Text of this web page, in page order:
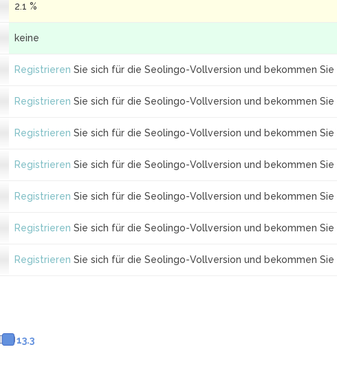
2.1 %
keine
Registrieren Sie sich für die Seolingo-Vollversion und bekommen Sie
Registrieren Sie sich für die Seolingo-Vollversion und bekommen Sie
Registrieren Sie sich für die Seolingo-Vollversion und bekommen Sie
Registrieren Sie sich für die Seolingo-Vollversion und bekommen Sie
Registrieren Sie sich für die Seolingo-Vollversion und bekommen Sie
Registrieren Sie sich für die Seolingo-Vollversion und bekommen Sie
Registrieren Sie sich für die Seolingo-Vollversion und bekommen Sie
13.3